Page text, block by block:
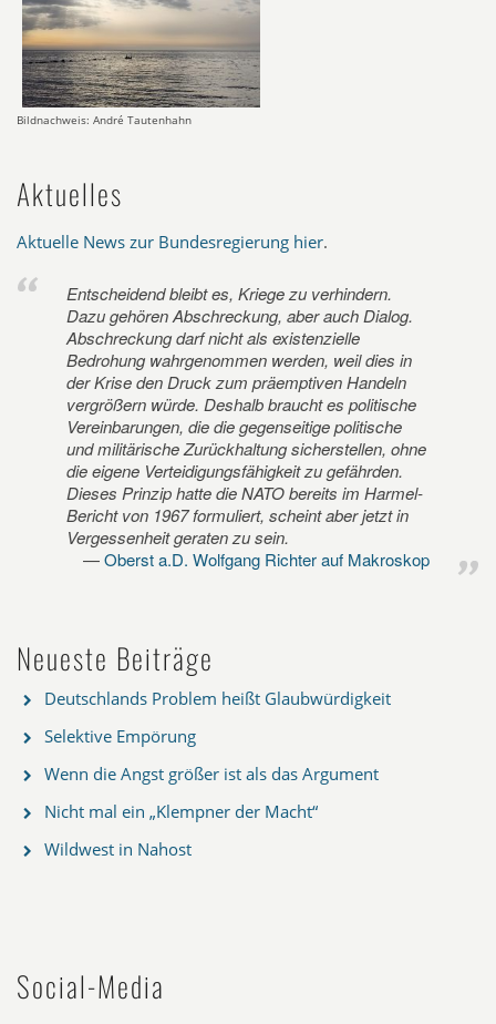
Bildnachweis: André Tautenhahn
Aktuelles
Aktuelle News zur Bundesregierung hier.
Entscheidend bleibt es, Kriege zu verhindern.
Dazu gehören Abschreckung, aber auch Dialog.
Abschreckung darf nicht als existenzielle
Bedrohung wahrgenommen werden, weil dies in
der Krise den Druck zum präemptiven Handeln
vergrößern würde. Deshalb braucht es politische
Vereinbarungen, die die gegenseitige politische
und militärische Zurückhaltung sicherstellen, ohne
die eigene Verteidigungsfähigkeit zu gefährden.
Dieses Prinzip hatte die NATO bereits im Harmel-
Bericht von 1967 formuliert, scheint aber jetzt in
Vergessenheit geraten zu sein.
Oberst a.D. Wolfgang Richter auf Makroskop
Neueste Beiträge
Deutschlands Problem heißt Glaubwürdigkeit
Selektive Empörung
Wenn die Angst größer ist als das Argument
Nicht mal ein „Klempner der Macht“
Wildwest in Nahost
Social-Media